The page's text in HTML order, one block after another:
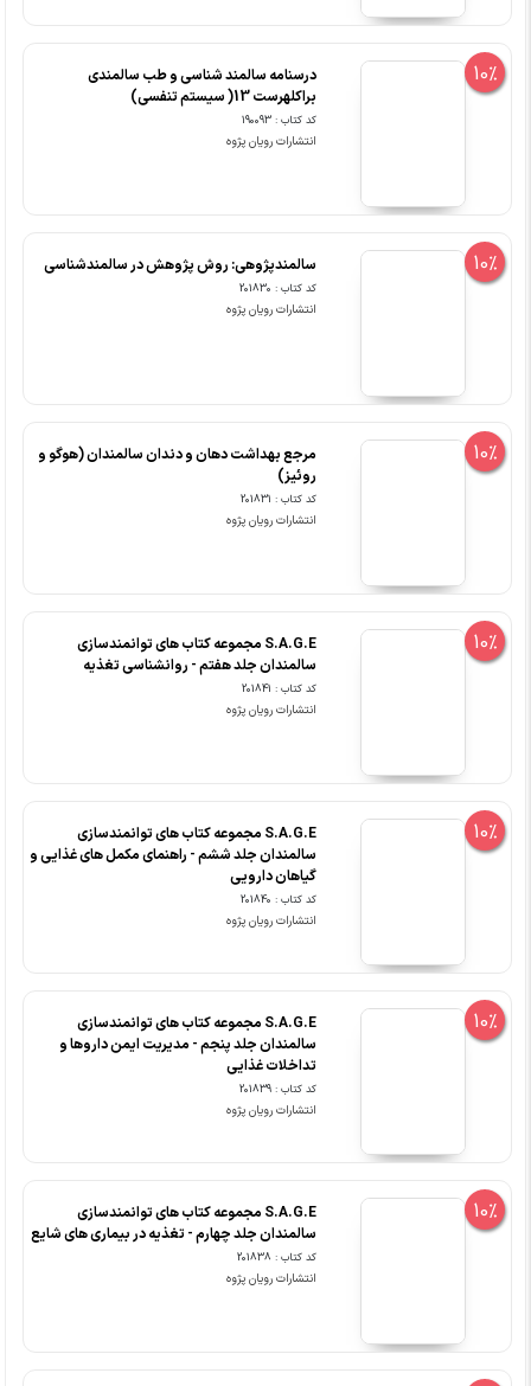
10%
درسنامه سالمند شناسی و طب سالمندی
براکلهرست 13( سیستم تنفسی)
کد کتاب : 190093
انتشارات رویان پژوه
10% سالمندپژوهی: روش پژوهش در سالمندشناسی
کد کتاب : 201830
انتشارات رویان پژوه
10%
مرجع بهداشت دهان و دندان سالمندان (هوگو و
روئیز)
کد کتاب : 201831
انتشارات رویان پژوه
10%
S.A.G.E مجموعه کتاب های توانمندسازی
سالمندان جلد هفتم - روانشناسی تغذیه
کد کتاب : 201841
انتشارات رویان پژوه
10%
S.A.G.E مجموعه کتاب های توانمندسازی
سالمندان جلد ششم - راهنمای مکمل های غذایی و
گیاهان دارویی
کد کتاب : 201840
انتشارات رویان پژوه
10%
S.A.G.E مجموعه کتاب های توانمندسازی
سالمندان جلد پنجم - مدیریت ایمن داروها و
تداخلات غذایی
کد کتاب : 201839
انتشارات رویان پژوه
10%
S.A.G.E مجموعه کتاب های توانمندسازی
سالمندان جلد چهارم - تغذیه در بیماری های شایع
کد کتاب : 201838
انتشارات رویان پژوه